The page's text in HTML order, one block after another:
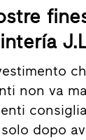
non va
dopo